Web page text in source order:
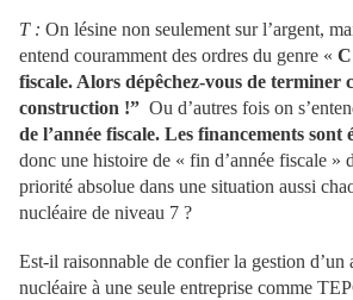
T : On lésine non seulement sur l’argent,
entend couramment des ordres du genre «
fiscale. Alors dépêchez-vous de terminer
construction !” Ou d’autres fois on
de l’année fiscale. Les financements sont
donc une histoire de « fin d’année fiscale »
priorité absolue dans une situation aussi
nucléaire de niveau 7 ?
Est-il raisonnable de confier la gestion d’un
nucléaire à une seule entreprise comme